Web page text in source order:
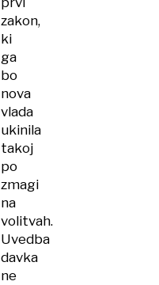
zakon,
ki
ga
bo
nova
vlada
ukinila
takoj
po
zmagi
na
volitvah.
Uvedba
davka
ne